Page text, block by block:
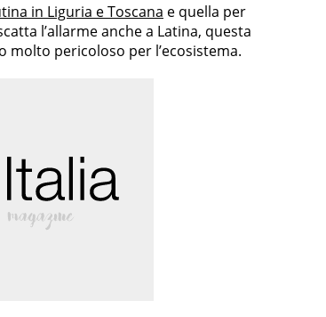
in Liguria e Toscana e quella per
l’allarme anche a Latina, questa
pericoloso per l’ecosistema.